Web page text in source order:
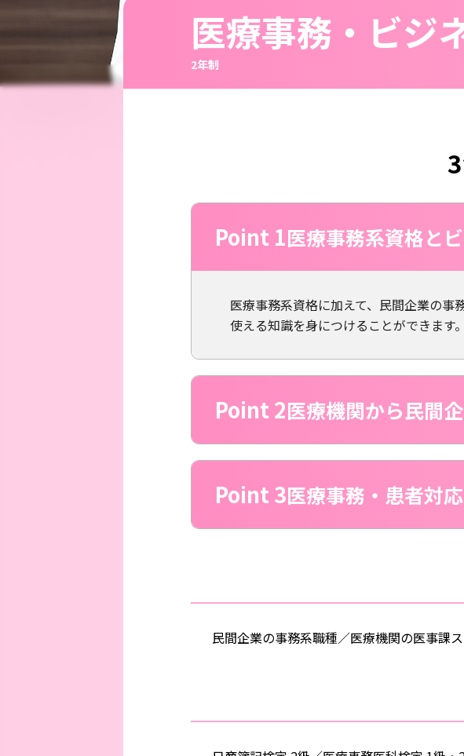
医療事務・ビジ
2年制
Point 1医療事務系資格と
医療事務系資格に加えて、民間企業の事
使える知識を身につけることができます。
Point 2医療機関から民間
Point 3医療事務・患者対
民間企業の事務系職種／医療機関の医事課